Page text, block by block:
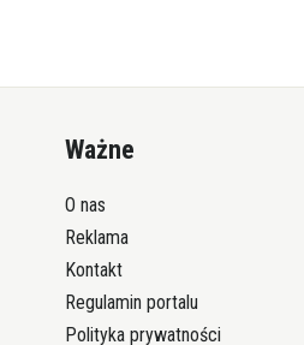
Ważne
O nas
Reklama
Kontakt
Regulamin portalu
Polityka prywatności